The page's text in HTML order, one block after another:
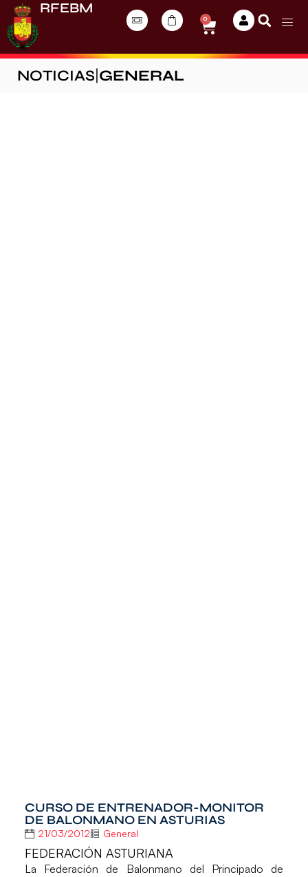
RFEBM
0
NOTICIAS GENERAL
CURSO DE ENTRENADOR-MONITOR
DE BALONMANO EN ASTURIAS
21/03/2012 General
FEDERACIÓN ASTURIANA
La Federación de Balonmano del Principado de